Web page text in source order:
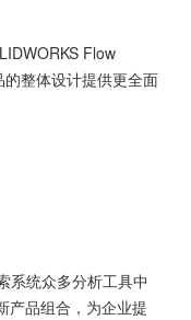
Flow
整体设计提供更全面
系统众多分析工具中
产品组合，为企业提